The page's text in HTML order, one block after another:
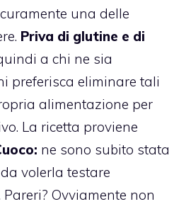
una delle
Priva di glutine e di
a chi ne sia
preferisca eliminare tali
alimentazione per
La ricetta proviene
ne sono subito stata
volerla testare
Ovviamente non